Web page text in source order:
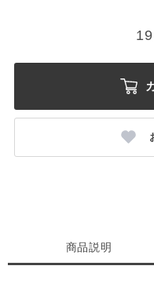
商品説明